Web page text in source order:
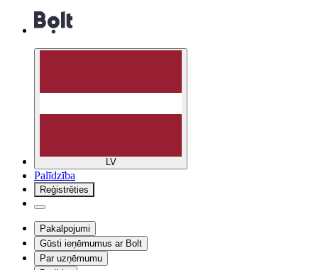
LV
Palīdzība
Reģistrēties
Pakalpojumi
Gūsti ieņēmumus ar Bolt
Par uzņēmumu